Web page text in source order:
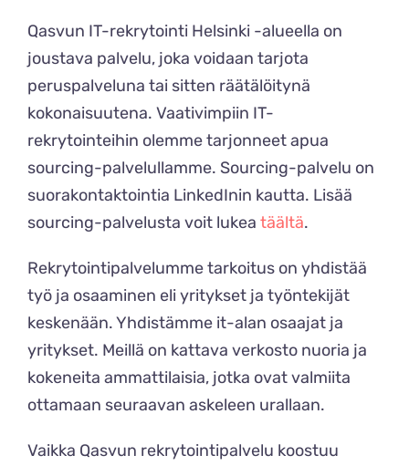
Qasvun IT-rekrytointi Helsinki -alueella on
joustava palvelu, joka voidaan tarjota
peruspalveluna tai sitten räätälöitynä
kokonaisuutena. Vaativimpiin IT-
rekrytointeihin olemme tarjonneet apua
sourcing-palvelullamme. Sourcing-palvelu on
suorakontaktointia LinkedInin kautta. Lisää
sourcing-palvelusta voit lukea täältä.
Rekrytointipalvelumme tarkoitus on yhdistää
työ ja osaaminen eli yritykset ja työntekijät
keskenään. Yhdistämme it-alan osaajat ja
yritykset. Meillä on kattava verkosto nuoria ja
kokeneita ammattilaisia, jotka ovat valmiita
ottamaan seuraavan askeleen urallaan.
Vaikka Qasvun rekrytointipalvelu koostuu